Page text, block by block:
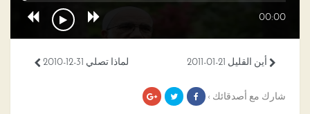
00:00
لماذا تصلي 31-12-2010 أين القليل 21-01-2011
شارك مع أصدقائك ›